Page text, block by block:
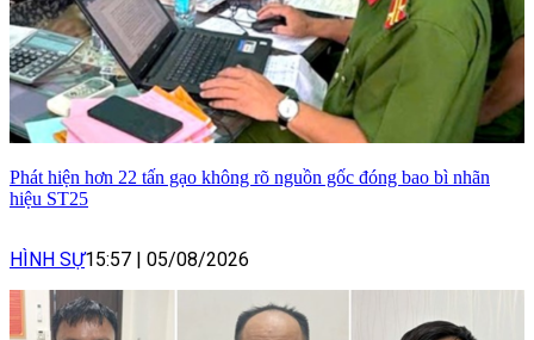
Phát hiện hơn 22 tấn gạo không rõ nguồn gốc đóng bao bì nhãn
hiệu ST25
HÌNH SỰ15:57 05/08/2026